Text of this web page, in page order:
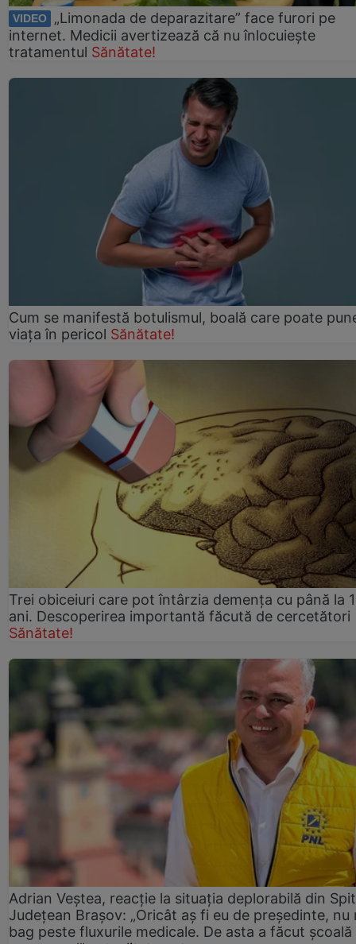
VIDEO
„Limonada de deparazitare” face furori pe
internet. Medicii avertizează că nu înlocuiește
tratamentul Sănătate!
Cum se manifestă botulismul, boală care poate
viaţa în pericol Sănătate!
Trei obiceiuri care pot întârzia demența cu până la
ani. Descoperirea importantă făcută de cercetători
Sănătate!
Adrian Veștea, reacție la situația deplorabilă din
Județean Brașov: „Oricât aș fi eu de președinte, nu
bag peste fluxurile medicale. De asta a făcut școală